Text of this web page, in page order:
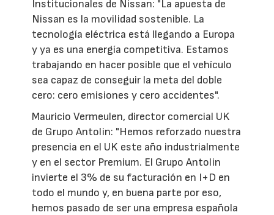
Institucionales de Nissan: "La apuesta de
Nissan es la movilidad sostenible. La
tecnología eléctrica está llegando a Europa
y ya es una energía competitiva. Estamos
trabajando en hacer posible que el vehículo
sea capaz de conseguir la meta del doble
cero: cero emisiones y cero accidentes".
Mauricio Vermeulen, director comercial UK
de Grupo Antolin: "Hemos reforzado nuestra
presencia en el UK este año industrialmente
y en el sector Premium. El Grupo Antolin
invierte el 3% de su facturación en I+D en
todo el mundo y, en buena parte por eso,
hemos pasado de ser una empresa española